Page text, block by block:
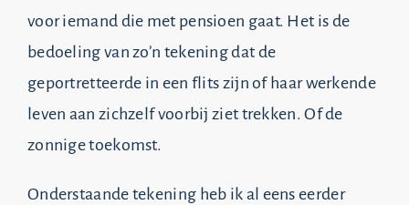
voor iemand die met pensioen gaat. Het is de
bedoeling van zo’n tekening dat de
geportretteerde in een flits zijn of haar werkende
leven aan zichzelf voorbij ziet trekken. Of de
zonnige toekomst.
Onderstaande tekening heb ik al eens eerder